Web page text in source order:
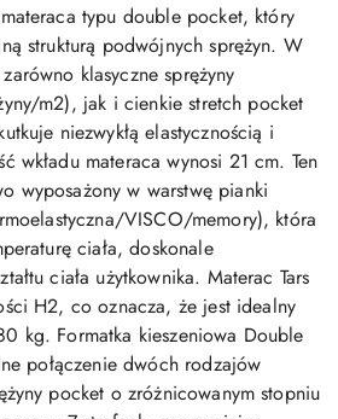
typu double pocket, który
strukturą podwójnych sprężyn. W
klasyczne sprężyny
m2), jak i cienkie stretch pocket
niezwykłą elastycznością i
wkładu materaca wynosi 21 cm. Ten
wyposażony w warstwę pianki
VISCO/memory), która
ciała, doskonale
ciała użytkownika. Materac Tars
H2, co oznacza, że jest idealny
kg. Formatka kieszeniowa Double
połączenie dwóch rodzajów
pocket o zróżnicowanym stopniu